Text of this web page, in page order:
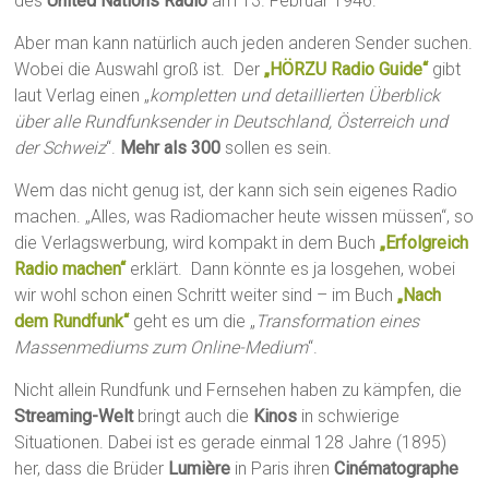
Aber man kann natürlich auch jeden anderen Sender suchen.
Wobei die Auswahl groß ist. Der„HÖRZU Radio Guide“gibt
laut Verlag einen „kompletten und detaillierten Überblick
über alle Rundfunksender in Deutschland, Österreich und
der Schweiz“. Mehr als 300 sollen es sein.
Wem das nicht genug ist, der kann sich sein eigenes Radio
machen. „Alles, was Radiomacher heute wissen müssen“, so
die Verlagswerbung, wird kompakt in dem Buch„Erfolgreich
Radio machen“erklärt. Dann könnte es ja losgehen, wobei
wir wohl schon einen Schritt weiter sind – im Buch„Nach
dem Rundfunk“geht es um die „ Transformation eines
Massenmediums zum Online-Medium“.
Nicht allein Rundfunk und Fernsehen haben zu kämpfen, die
Streaming-Weltbringt auch die Kinos in schwierige
Situationen. Dabei ist es gerade einmal 128 Jahre (1895)
her, dass die Brüder Lumière in Paris ihrenCinématographe